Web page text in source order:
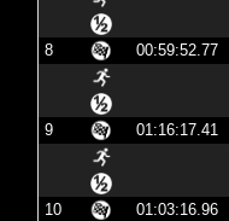
8
00:59:52.77
9
01:16:17.41
10
01:03:16.96